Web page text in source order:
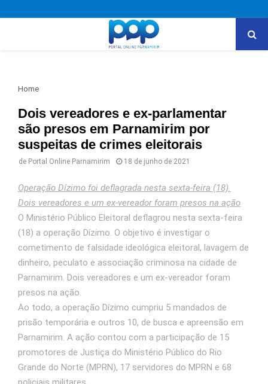
Home
Dois vereadores e ex-parlamentar
são presos em Parnamirim por
suspeitas de crimes eleitorais
de Portal Online Parnamirim 18 de junho de 2021
Operação Dízimo foi deflagrada nesta sexta-feira (18).
Dois vereadores e um ex-vereador foram presos na ação
O Ministério Público Eleitoral deflagrou nesta sexta-feira
(18) a operação Dízimo. O objetivo é investigar o
cometimento de falsidade ideológica eleitoral, lavagem de
dinheiro, peculato e associação criminosa na cidade de
Parnamirim. Dois vereadores e um ex-vereador foram
presos na ação.
Ao todo, a operação Dízimo cumpriu 5 mandados de
prisão temporária e outros 10, de busca e apreensão em
Parnamirim. A ação contou com a participação de 15
promotores de Justiça do Ministério Público do Rio
Grande do Norte (MPRN), 17 servidores do MPRN e 68